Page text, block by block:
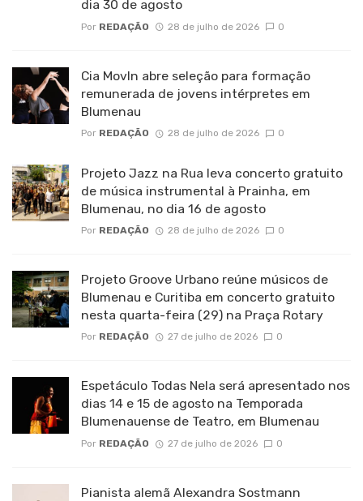
dia 30 de agosto
Por REDAÇÃO 28 de julho de 2026 0
Cia MovIn abre seleção para formação
remunerada de jovens intérpretes em
Blumenau
Por REDAÇÃO 28 de julho de 2026 0
Projeto Jazz na Rua leva concerto gratuito
de música instrumental à Prainha, em
Blumenau, no dia 16 de agosto
Por REDAÇÃO 28 de julho de 2026 0
Projeto Groove Urbano reúne músicos de
Blumenau e Curitiba em concerto gratuito
nesta quarta-feira (29) na Praça Rotary
Por REDAÇÃO 27 de julho de 2026 0
Espetáculo Todas Nela será apresentado nos
dias 14 e 15 de agosto na Temporada
Blumenauense de Teatro, em Blumenau
Por REDAÇÃO 27 de julho de 2026 0
Pianista alemã Alexandra Sostmann